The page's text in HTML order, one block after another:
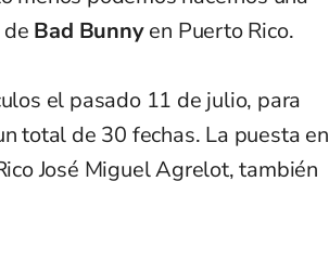
Bad Bunnyen Puerto Rico.
el pasado 11 de julio, para
total de 30 fechas. La puesta en
José Miguel Agrelot, también